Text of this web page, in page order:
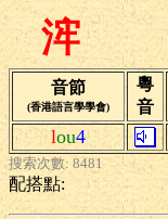
浶
音節
(香港語言學學會)
粵
音
lou4
搜索次數: 8481
配搭點: